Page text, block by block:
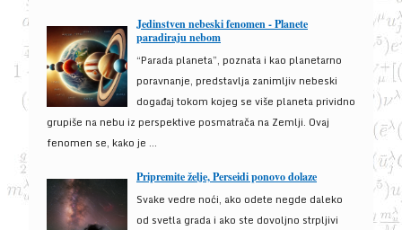
Jedinstven nebeski fenomen - Planete
paradiraju nebom
“Parada planeta”, poznata i kao planetarno
poravnanje, predstavlja zanimljiv nebeski
događaj tokom kojeg se više planeta prividno
grupiše na nebu iz perspektive posmatrača na Zemlji. Ovaj
fenomen se, kako je ...
Pripremite želje, Perseidi ponovo dolaze
Svake vedre noći, ako odete negde daleko
od svetla grada i ako ste dovoljno strpljivi